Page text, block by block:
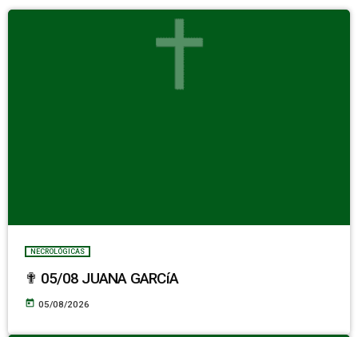
NECROLÓGICAS
✟ 05/08 JUANA GARCíA
today 05/08/2026